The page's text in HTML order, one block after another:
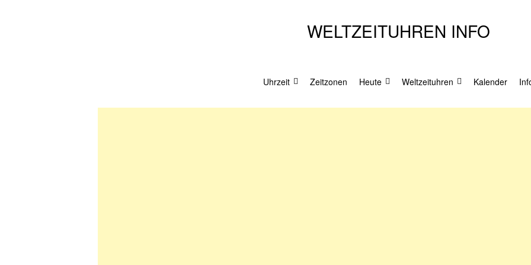
WELTZEITUHREN INFO
Inhalt
Uhrzeit Zeitzonen Heute Weltzeituhren Kalender